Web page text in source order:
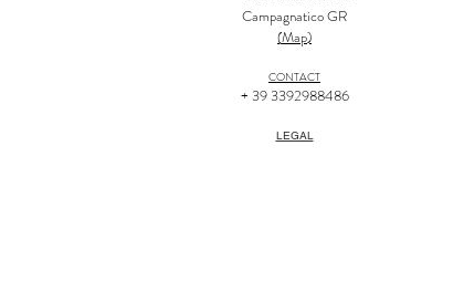
Campagnatico GR
(Map)
CONTACT
+ 39 3392988486
LEGAL